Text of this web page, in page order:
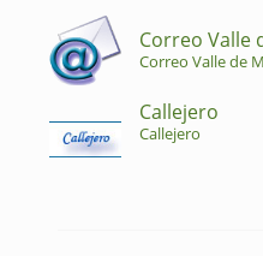
Correo Valle
Correo Valle de
Callejero
Callejero